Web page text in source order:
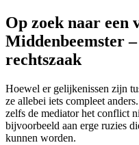
Op zoek naar een
Middenbeemster
rechtszaak
Hoewel er gelijkenissen zijn
ze allebei iets compleet
zelfs de mediator het conflict
bijvoorbeeld aan erge ruzies
kunnen worden.